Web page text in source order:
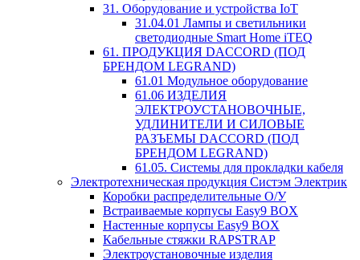
31. Оборудование и устройства IoT
31.04.01 Лампы и светильники
светодиодные Smart Home iTEQ
61. ПРОДУКЦИЯ DACCORD (ПОД
БРЕНДОМ LEGRAND)
61.01 Модульное оборудование
61.06 ИЗДЕЛИЯ
ЭЛЕКТРОУСТАНОВОЧНЫЕ,
УДЛИНИТЕЛИ И СИЛОВЫЕ
РАЗЪЕМЫ DACCORD (ПОД
БРЕНДОМ LEGRAND)
61.05. Системы для прокладки кабеля
Электротехническая продукция Систэм Электрик
Коробки распределительные О/У
Встраиваемые корпусы Easy9 BOX
Настенные корпусы Easy9 BOX
Кабельные стяжки RAPSTRAP
Электроустановочные изделия